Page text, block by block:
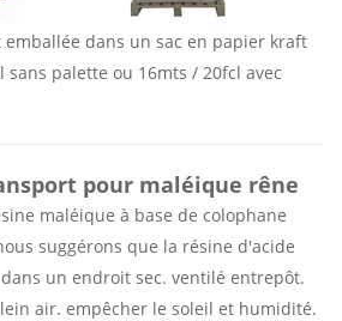
dans un sac en papier kraft
sans palette ou 16mts / 20fcl avec
pour maléique rêne
maléique à base de colophane
suggérons que la résine d'acide
un endroit sec. ventilé entrepôt.
air. empêcher le soleil et humidité.